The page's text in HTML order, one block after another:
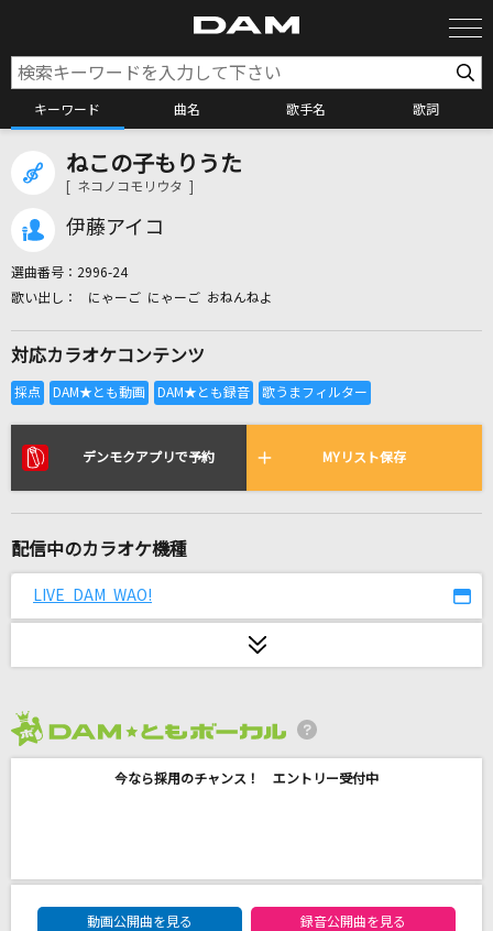
キーワード 曲名 歌手名 歌詞
カラオケ検索
全国りれき
リアルタイムで歌われている曲の一覧
女々しくて
Flamingo
女はそれを我慢できない
ねこの子もりうた
[ ネコノコモリウタ ]
伊藤アイコ
選曲番号： 2996-24
にゃーご にゃーご おねんねよ
対応カラオケコンテンツ
デンモクアプリで予約 MYリスト保存
配信中のカラオケ機種
LIVE DAM WAO!
今なら採用のチャンス！ エントリー受付中
DAM★ともボーカルエントリーランキング
動画公開曲を見る
録音公開曲を見る